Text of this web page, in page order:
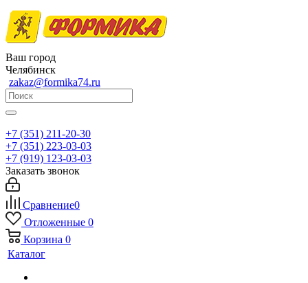
Ваш город
Челябинск
zakaz@formika74.ru
+7 (351) 211-20-30
+7 (351) 223-03-03
+7 (919) 123-03-03
Заказать звонок
Сравнение0
Отложенные 0
Корзина 0
Каталог